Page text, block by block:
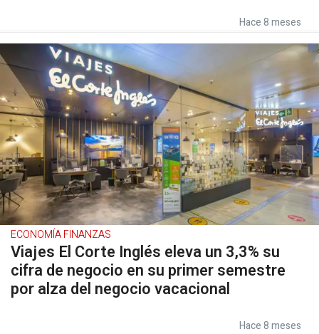
Hace 8 meses
ECONOMÍA FINANZAS
Viajes El Corte Inglés eleva un 3,3% su
cifra de negocio en su primer semestre
por alza del negocio vacacional
Hace 8 meses